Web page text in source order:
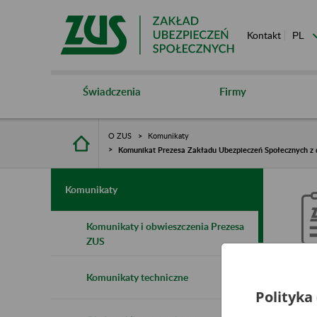
Kontakt
Świadczenia Firmy
O ZUS
Komunikaty
Komunikat Prezesa Zakładu Ubezpieczeń
Komunikaty
Komunikaty i obwieszczenia Prezesa
ZUS
Komunikaty techniczne
Polityka